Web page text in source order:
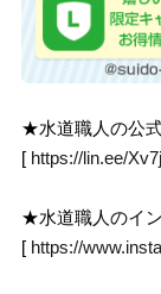
★水道職人の公
[ https://lin.ee/
★水道職人のイ
[ https://